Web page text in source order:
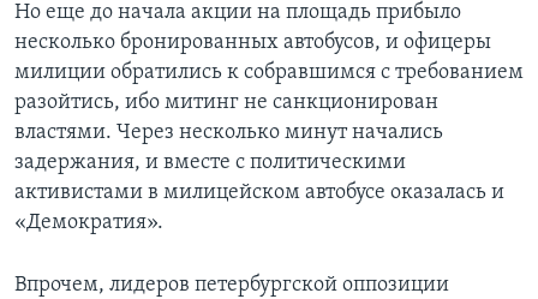
Но еще до начала акции на площадь прибыло
несколько бронированных автобусов, и офицеры
милиции обратились к собравшимся с требованием
разойтись, ибо митинг не санкционирован
властями. Через несколько минут начались
задержания, и вместе с политическими
активистами в милицейском автобусе оказалась и
«Демократия».
Впрочем, лидеров петербургской оппозиции